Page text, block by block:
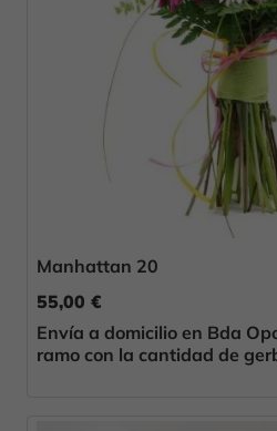
Manhattan 20
55,00 €
Envía a domicilio en Bda
ramo con la cantidad de